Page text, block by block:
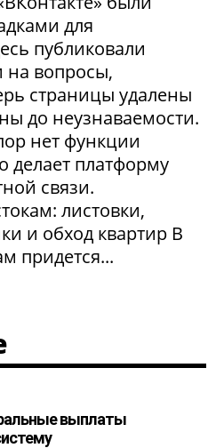
для
публиковали
на вопросы,
страницы удалены
до неузнаваемости.
нет функции
делает платформу
связи.
листовки,
и обход квартир В
придется...
выплаты